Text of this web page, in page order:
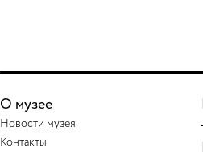
О музее
Новости музея
Контакты